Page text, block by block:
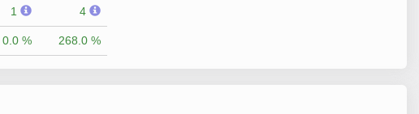
1 4
0.0 % 268.0 %